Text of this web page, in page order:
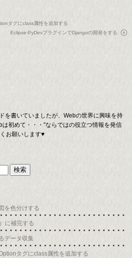
タグにclass属性を追加する
Eclipse-PyDevプラグインでDjangoの開発をする
を書いていましたが、Webの世界に興味を持
初めて・・・"ならではの役立つ情報を発信
お願いします♥
を色分けする
に補完する
データ収集
タグにclass属性を追加する